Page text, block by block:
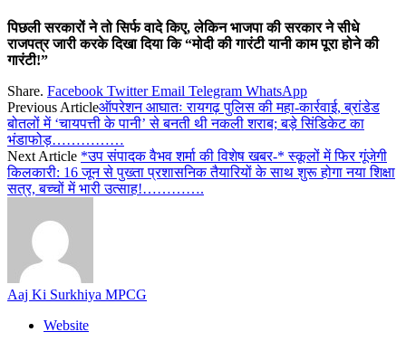
पिछली सरकारों ने तो सिर्फ वादे किए, लेकिन भाजपा की सरकार ने सीधे
राजपत्र जारी करके दिखा दिया कि “मोदी की गारंटी यानी काम पूरा होने की
गारंटी!”
Share. Facebook Twitter Email Telegram WhatsApp
Previous Articleऑपरेशन आघातः रायगढ़ पुलिस की महा-कार्रवाई, ब्रांडेड
बोतलों में ‘चायपत्ती के पानी’ से बनती थी नकली शराब; बड़े सिंडिकेट का
भंडाफोड़……………
Next Article *उप संपादक वैभव शर्मा की विशेष खबर-* स्कूलों में फिर गूंजेगी
किलकारी: 16 जून से पुख्ता प्रशासनिक तैयारियों के साथ शुरू होगा नया शिक्षा
सत्र, बच्चों में भारी उत्साह!………….
Aaj Ki Surkhiya MPCG
Website